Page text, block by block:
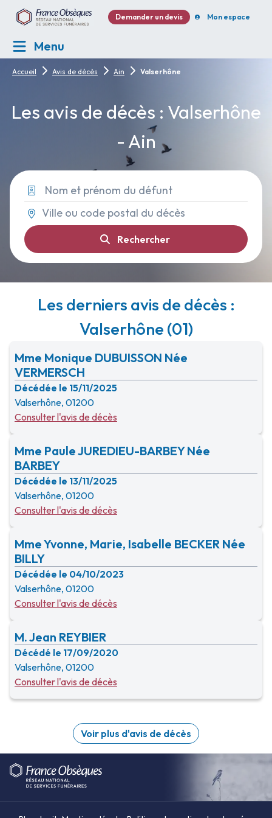
Demander un devis Mon espace
Menu
Accueil Avis de décès Ain Valserhône
Les avis de décès : Valserhône
- Ain
Rechercher
Les derniers avis de décès :
Valserhône (01)
Mme Monique DUBUISSON Née
VERMERSCH
Décédée le 15/11/2025
Valserhône, 01200
Consulter l'avis de décès
Mme Paule JUREDIEU-BARBEY Née
BARBEY
Décédée le 13/11/2025
Valserhône, 01200
Consulter l'avis de décès
Mme Yvonne, Marie, Isabelle BECKER Née
BILLY
Décédée le 04/10/2023
Valserhône, 01200
Consulter l'avis de décès
M. Jean REYBIER
Décédé le 17/09/2020
Valserhône, 01200
Consulter l'avis de décès
Voir plus d'avis de décès